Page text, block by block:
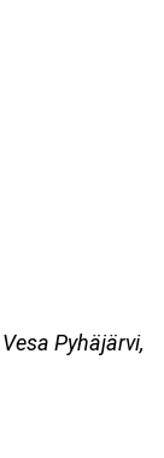
Pyhäjärvi,